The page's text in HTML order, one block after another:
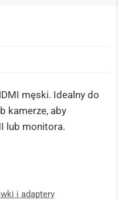
męski. Idealny do
kamerze, aby
lub monitora.
i adaptery